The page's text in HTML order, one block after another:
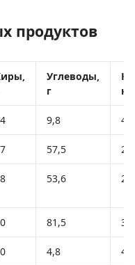
продуктов
Углеводы,
г
9,8 47
57,5
53,6
81,5
4,8 41